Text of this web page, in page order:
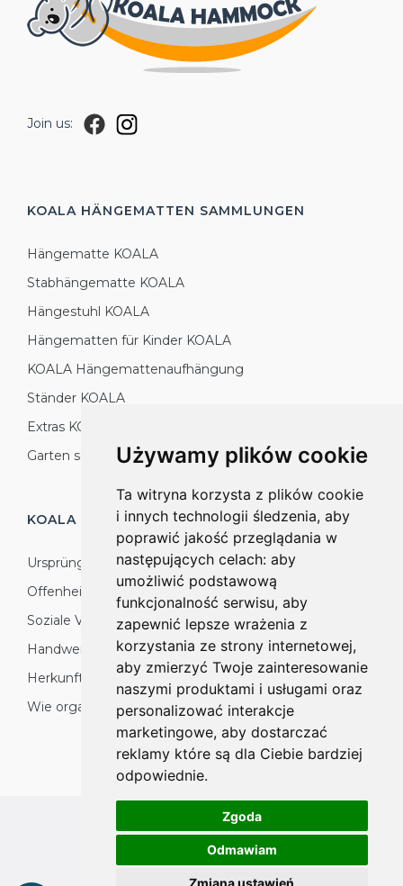
Używamy plików cookie
Ta witryna korzysta z plików cookie
i innych technologii śledzenia, aby
poprawić jakość przeglądania w
następujących celach: aby
umożliwić podstawową
funkcjonalność serwisu, aby
zapewnić lepsze wrażenia z
korzystania ze strony internetowej,
aby zmierzyć Twoje zainteresowanie
naszymi produktami i usługami oraz
personalizować interakcje
marketingowe, aby dostarczać
reklamy które są dla Ciebie bardziej
odpowiednie.
Zgoda
Odmawiam
Join us:
KOALA HÄNGEMATTEN SAMMLUNGEN
Hängematte KOALA
Stabhängematte KOALA
Hängestuhl KOALA
Hängematten für Kinder KOALA
KOALA Hängemattenaufhängung
Ständer KOALA
Extras KOALA
Garten setzt KOALA
KOALA HÄNGEMATTENPRODUKTION
Ursprünge
Offenheit für die Welt
Soziale Verantwortung: Natur, Umwelt und
Handwerker
Herkunft des Produktes
Wie organisieren wir die Fertigung?
All rights reserved
Copyright © 2026 koalahammock.com